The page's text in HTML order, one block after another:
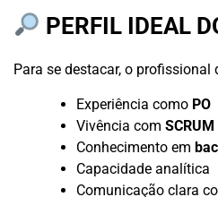
PERFIL IDEAL
Para se destacar, o profissional
Experiência como PO
Vivência com SCRUM
Conhecimento em
Capacidade analítica
Comunicação clara